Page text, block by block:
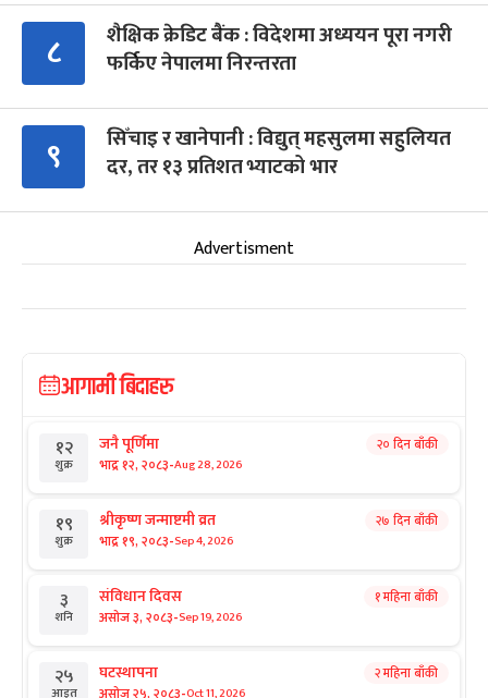
८
शैक्षिक क्रेडिट बैंक : विदेशमा अध्ययन पूरा नगरी
फर्किए नेपालमा निरन्तरता
९
सिँचाइ र खानेपानी : विद्युत् महसुलमा सहुलियत
दर, तर १३ प्रतिशत भ्याटको भार
Advertisment
आगामी बिदाहरु
१२
शुक्र
जनै पूर्णिमा
भाद्र १२, २०८३-Aug 28, 2026
२० दिन बाँकी
१९
शुक्र
श्रीकृष्ण जन्माष्टमी व्रत
भाद्र १९, २०८३-Sep 4, 2026
२७ दिन बाँकी
३
शनि
संविधान दिवस
असोज ३, २०८३-Sep 19, 2026
१ महिना बाँकी
२५
आइत
घटस्थापना
Oct 11, 2026
२ महिना बाँकी